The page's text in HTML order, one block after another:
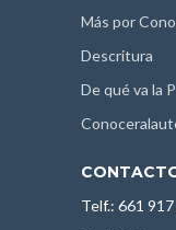
Más por
Descritura
De qué va la
Telf.: 661